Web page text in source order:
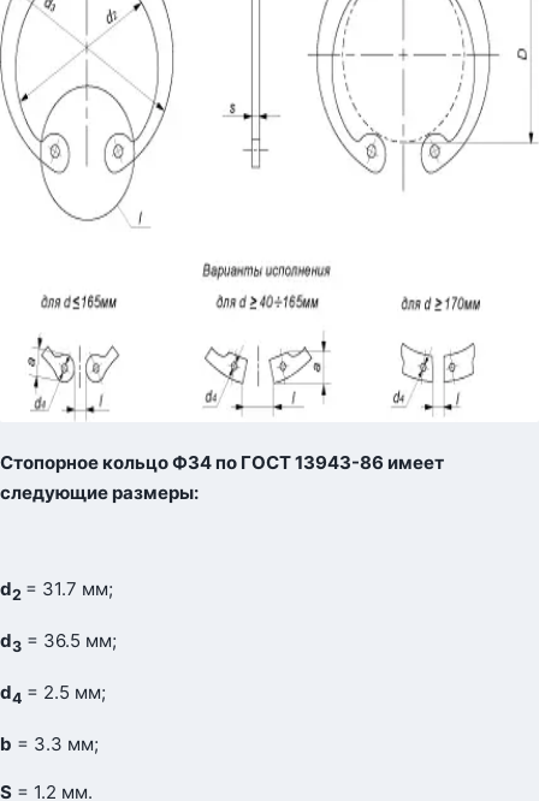
Стопорное кольцо Ф34 по ГОСТ 13943-86 имеет
следующие размеры:
d2 = 31.7 мм;
d3 = 36.5 мм;
d4 = 2.5 мм;
b = 3.3 мм;
S = 1.2 мм.